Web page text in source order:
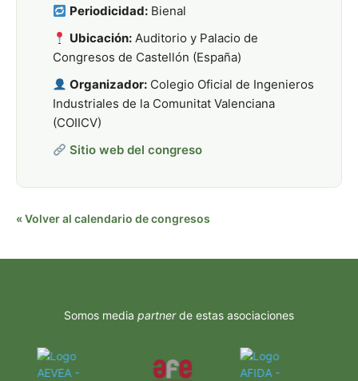
Periodicidad: Bienal
Ubicación: Auditorio y Palacio de
Congresos de Castellón (España)
Organizador: Colegio Oficial de Ingenieros
Industriales de la Comunitat Valenciana
(COIICV)
Sitio web del congreso
« Volver al calendario de congresos
Somos media partnerde estas asociaciones